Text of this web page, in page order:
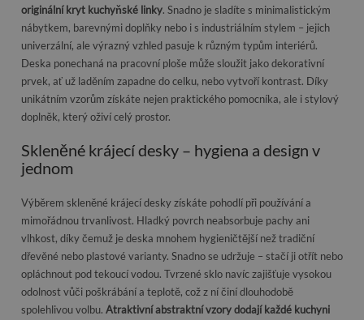
originální kryt kuchyňské linky. Snadno je sladíte s minimalistickým
nábytkem, barevnými doplňky nebo i s industriálním stylem – jejich
univerzální, ale výrazný vzhled pasuje k různým typům interiérů.
Deska ponechaná na pracovní ploše může sloužit jako dekorativní
prvek, ať už laděním zapadne do celku, nebo vytvoří kontrast. Díky
unikátním vzorům získáte nejen praktického pomocníka, ale i stylový
doplněk, který oživí celý prostor.
Skleněné krájecí desky – hygiena a design v
jednom
Výběrem skleněné krájecí desky získáte pohodlí při používání a
mimořádnou trvanlivost. Hladký povrch neabsorbuje pachy ani
vlhkost, díky čemuž je deska mnohem hygieničtější než tradiční
dřevěné nebo plastové varianty. Snadno se udržuje – stačí ji otřít nebo
opláchnout pod tekoucí vodou. Tvrzené sklo navíc zajišťuje vysokou
odolnost vůči poškrábání a teplotě, což z ní činí dlouhodobě
spolehlivou volbu. Atraktivní abstraktní vzory dodají každé kuchyni